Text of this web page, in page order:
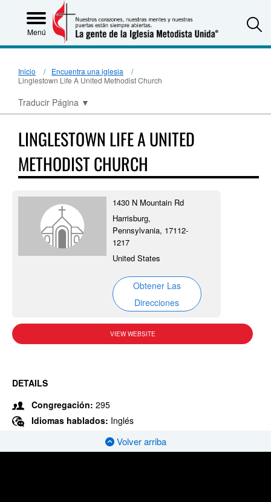
Menú
Inicio
Encuentra una iglesia
Linglestown Life A United Methodist Church
Traducir Página ▼
LINGLESTOWN LIFE A UNITED
METHODIST CHURCH
1430 N Mountain Rd
Harrisburg,
Pennsylvania, 17112-
1217
United States
Obtener Las
Direcciones
VIEW WEBSITE
DETAILS
Congregación: 295
Idiomas hablados: Inglés
Volver arriba